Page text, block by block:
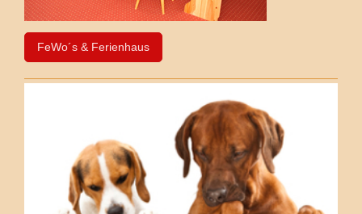
FeWo´s & Ferienhaus